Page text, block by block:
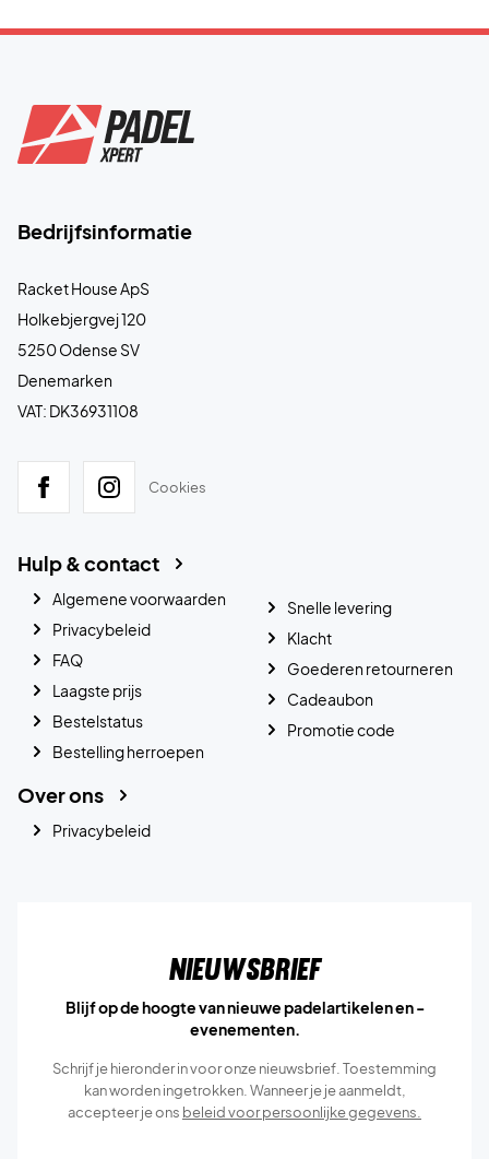
Bedrijfsinformatie
Racket House ApS
Holkebjergvej 120
5250 Odense SV
Denemarken
VAT: DK36931108
Cookies
Hulp & contact
Algemene voorwaarden
Privacybeleid
FAQ
Laagste prijs
Bestelstatus
Bestelling herroepen
Snelle levering
Klacht
Goederen retourneren
Cadeaubon
Promotie code
Over ons
Privacybeleid
Nieuwsbrief
Blijf op de hoogte van nieuwe padelartikelen en -
evenementen.
Schrijf je hieronder in voor onze nieuwsbrief. Toestemming
kan worden ingetrokken. Wanneer je je aanmeldt,
accepteer je ons beleid voor persoonlijke gegevens.